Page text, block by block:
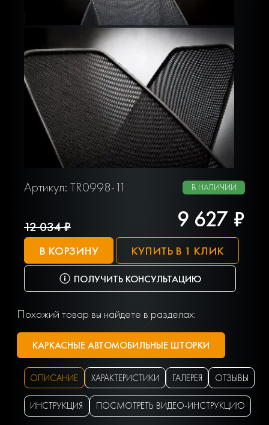
Артикул: TR0998-11 В НАЛИЧИИ
12 034 ₽ 9 627 ₽
В КОРЗИНУ КУПИТЬ В 1 КЛИК
ПОЛУЧИТЬ КОНСУЛЬТАЦИЮ
Похожий товар вы найдете в разделах:
КАРКАСНЫЕ АВТОМОБИЛЬНЫЕ ШТОРКИ
ОПИСАНИЕ ХАРАКТЕРИСТИКИ ГАЛЕРЕЯ ОТЗЫВЫ
ИНСТРУКЦИЯ ПОСМОТРЕТЬ ВИДЕО-ИНСТРУКЦИЮ